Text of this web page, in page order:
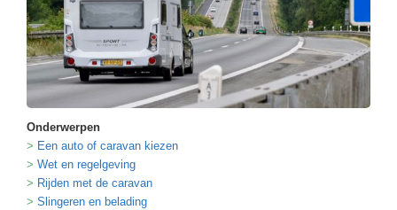
Onderwerpen
Een auto of caravan kiezen
Wet en regelgeving
Rijden met de caravan
Slingeren en belading